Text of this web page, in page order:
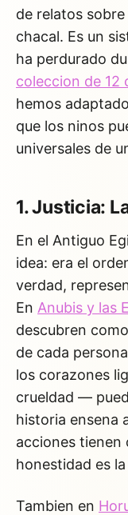
de relatos
chacal. Es un
ha perdurado
coleccion de 12
hemos
que los ninos
universales de
1. Justicia:
En el Antiguo
idea: era el
verdad,
En Anubis y las
descubren
de cada
los corazones
crueldad —
historia ensena
acciones tienen
honestidad es
Tambien en